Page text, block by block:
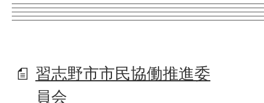
習志野市市民協働推進委
員会